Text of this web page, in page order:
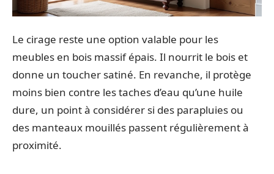
Le cirage reste une option valable pour les
meubles en bois massif épais. Il nourrit le bois et
donne un toucher satiné. En revanche, il protège
moins bien contre les taches d’eau qu’une huile
dure, un point à considérer si des parapluies ou
des manteaux mouillés passent régulièrement à
proximité.